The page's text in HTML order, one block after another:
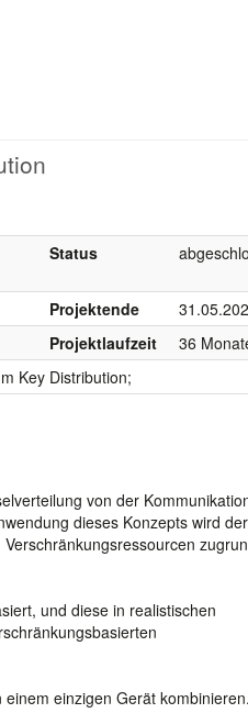
Status
Projektende
Projektlaufzeit
36
Key Distribution;
von der
dieses Konzepts wird
und diese in realistischen
einzigen Gerät